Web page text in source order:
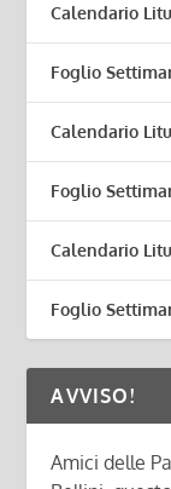
Calendario
Foglio
Calendario
Foglio
Calendario
Foglio
AVVISO!
Amici delle